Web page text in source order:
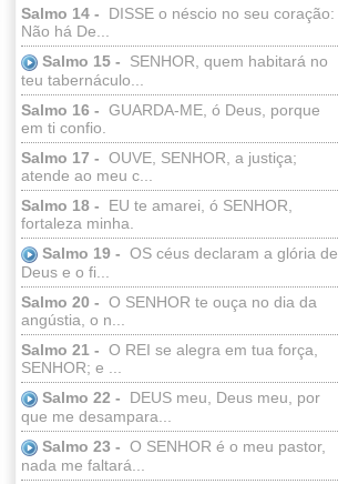
Salmo 14 -
DISSE o néscio no seu coração:
Não há De...
Salmo 15 -
SENHOR, quem habitará no
teu tabernáculo...
Salmo 16 - GUARDA-ME, ó Deus, porque
em ti confio.
Salmo 17 - OUVE, SENHOR, a justiça;
atende ao meu c...
Salmo 18 -
EU te amarei, ó SENHOR,
fortaleza minha.
Salmo 19 - OS céus declaram a glória de
Deus e o fi...
Salmo 20 - O SENHOR te ouça no dia da
angústia, o n...
Salmo 21 - O REI se alegra em tua força,
SENHOR; e ...
Salmo 22 -
DEUS meu, Deus meu, por
que me desampara...
Salmo 23 - O SENHOR é o meu pastor,
nada me faltará...